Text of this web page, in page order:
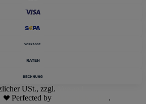
USt., zzgl.
Perfected by
.